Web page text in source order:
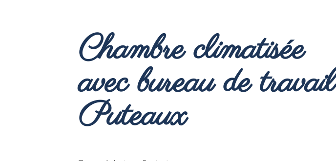
Chambre climatisée
avec bureau de travail
Puteaux